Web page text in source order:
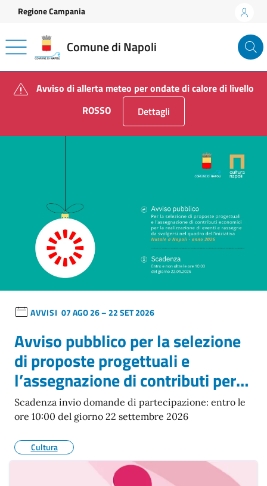
Vai ai contenuti
Vai al footer
Regione Campania
Comune di Napoli
Comune di Napoli
Avviso di allerta meteo per ondate di calore di livello
ROSSO
Dettagli
AVVISI 07 AGO 26 – 22 SET 2026
Avviso pubblico per la selezione
di proposte progettuali e
l’assegnazione di contributi per
eventi e rassegne nell’ambito di
“Natale a Napoli 2026”
Scadenza invio domande di partecipazione: entro le
ore 10:00 del giorno 22 settembre 2026
Cultura